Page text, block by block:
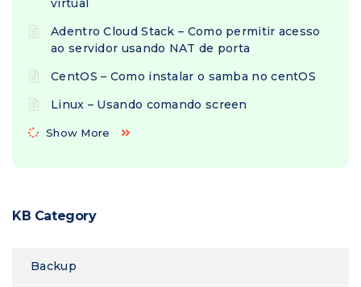
Adentro Cloud Stack – Como permitir acesso
ao servidor usando NAT de porta
CentOS – Como instalar o samba no centOS
Linux – Usando comando screen
Show More
KB Category
Backup